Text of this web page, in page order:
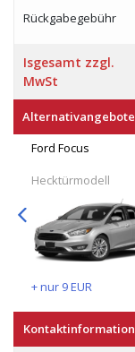
Rückgabegebühr
Isgesamt zzgl.
MwSt
Alternativangebote
Ford Focus
Hecktürmodell
+ nur 9EUR
Kontaktinformation